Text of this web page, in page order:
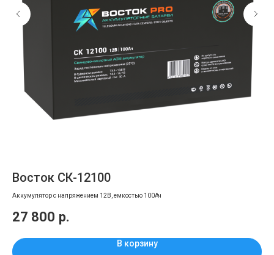
Восток СК-12100
Аккумулятор с напряжением 12В, емкостью 100Ач
27 800 р.
В корзину